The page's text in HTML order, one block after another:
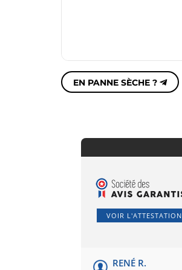
EN PANNE SÈCHE ?
VOIR L'ATTESTATION
RENÉ R.